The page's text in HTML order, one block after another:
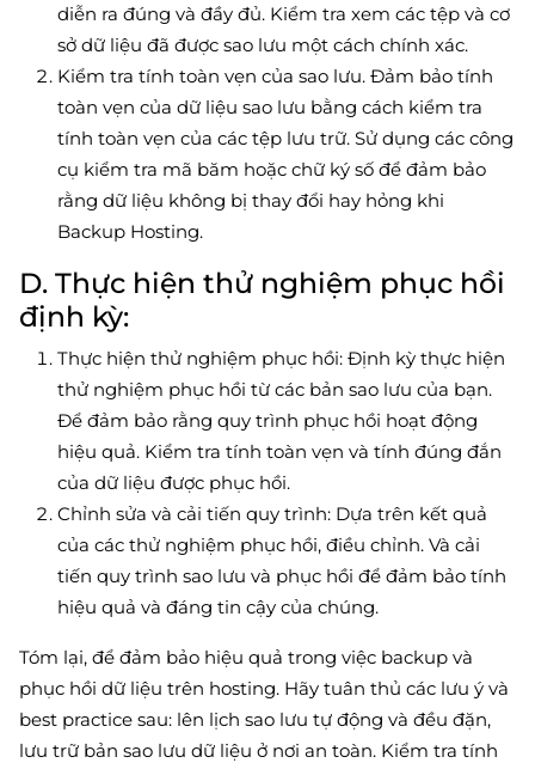
diễn ra đúng và đầy đủ. Kiểm tra xem các tệp và cơ
sở dữ liệu đã được sao lưu một cách chính xác.
Kiểm tra tính toàn vẹn của sao lưu. Đảm bảo tính
toàn vẹn của dữ liệu sao lưu bằng cách kiểm tra
tính toàn vẹn của các tệp lưu trữ. Sử dụng các công
cụ kiểm tra mã băm hoặc chữ ký số để đảm bảo
rằng dữ liệu không bị thay đổi hay hỏng khi
Backup Hosting.
D. Thực hiện thử nghiệm phục hồi
định kỳ:
Thực hiện thử nghiệm phục hồi: Định kỳ thực hiện
thử nghiệm phục hồi từ các bản sao lưu của bạn.
Để đảm bảo rằng quy trình phục hồi hoạt động
hiệu quả. Kiểm tra tính toàn vẹn và tính đúng đắn
của dữ liệu được phục hồi.
Chỉnh sửa và cải tiến quy trình: Dựa trên kết quả
của các thử nghiệm phục hồi, điều chỉnh. Và cải
tiến quy trình sao lưu và phục hồi để đảm bảo tính
hiệu quả và đáng tin cậy của chúng.
Tóm lại, để đảm bảo hiệu quả trong việc backup và
phục hồi dữ liệu trên hosting. Hãy tuân thủ các lưu ý và
best practice sau: lên lịch sao lưu tự động và đều đặn,
lưu trữ bản sao lưu dữ liệu ở nơi an toàn. Kiểm tra tính